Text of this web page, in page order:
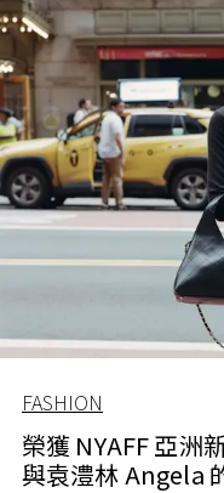
FASHION
榮獲 NYAFF 亞洲
與袁澧林 Angela